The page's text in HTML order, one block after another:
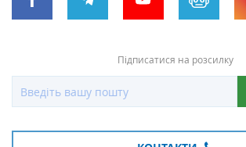
Підписатися на розсилку